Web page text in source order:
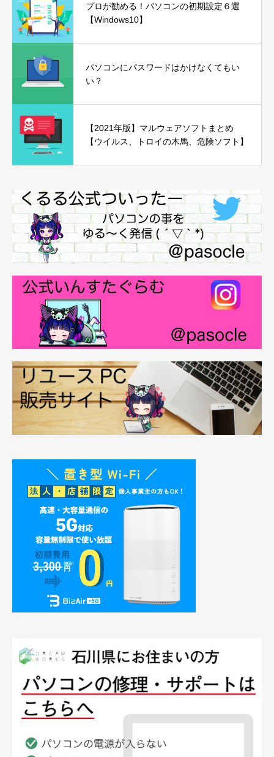
プロが勧める！パソコンの初期設定６選
【Windows10】
パソコンにパスワードはかけなくてもい
い？
【2021年版】マルウェアソフトまとめ
【ウイルス、トロイの木馬、危険ソフト】